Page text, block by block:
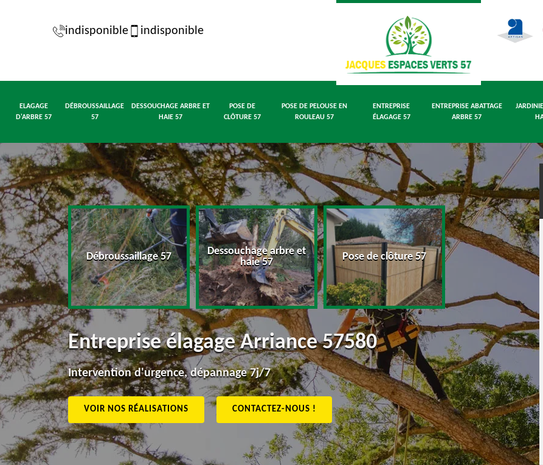
indisponible indisponible
ELAGAGE
D'ARBRE 57
DÉBROUSSAILLAGE
57
DESSOUCHAGE ARBRE ET
HAIE 57
POSE DE
CLÔTURE 57
POSE DE PELOUSE EN
ROULEAU 57
ENTREPRISE
ÉLAGAGE 57
ENTREPRISE ABATTAGE
ARBRE 57
57 Débroussaillage 57
Dessouchage arbre et
haie 57
Pose de clôture 57
Pose de pelouse
rouleau 57
Entreprise élagage Arriance 57580
Intervention d'urgence, dépannage 7j/7
VOIR NOS RÉALISATIONS CONTACTEZ-NOUS !